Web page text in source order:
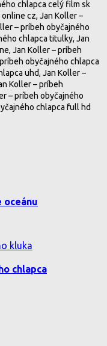
chlapca celý film sk
cz, Jan Koller –
– príbeh obyčajného
chlapca titulky, Jan
Jan Koller – príbeh
obyčajného chlapca
uhd, Jan Koller –
Koller – príbeh
– príbeh obyčajného
chlapca full hd
oceánu
chlapca